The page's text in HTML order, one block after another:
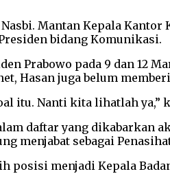
Mantan Kepala
bidang Komunikasi.
Prabowo pada 9 dan 12
Hasan juga belum
itu. Nanti kita lihatlah ya,”
daftar yang dikabarkan
menjabat sebagai
posisi menjadi Kepala